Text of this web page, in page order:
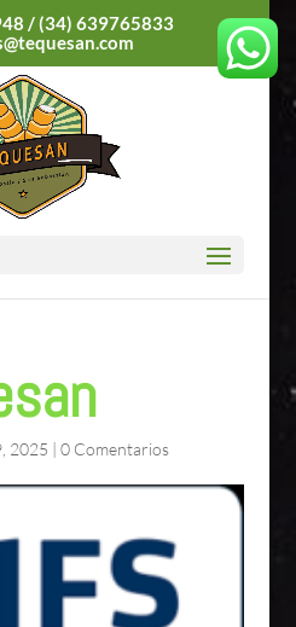
/(34) 639765833
2025 | 0 Comentarios